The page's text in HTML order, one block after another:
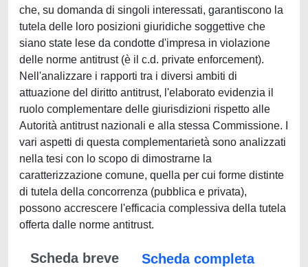
che, su domanda di singoli interessati, garantiscono la
tutela delle loro posizioni giuridiche soggettive che
siano state lese da condotte d'impresa in violazione
delle norme antitrust (è il c.d. private enforcement).
Nell'analizzare i rapporti tra i diversi ambiti di
attuazione del diritto antitrust, l'elaborato evidenzia il
ruolo complementare delle giurisdizioni rispetto alle
Autorità antitrust nazionali e alla stessa Commissione. I
vari aspetti di questa complementarietà sono analizzati
nella tesi con lo scopo di dimostrarne la
caratterizzazione comune, quella per cui forme distinte
di tutela della concorrenza (pubblica e privata),
possono accrescere l'efficacia complessiva della tutela
offerta dalle norme antitrust.
Scheda breve
Scheda completa